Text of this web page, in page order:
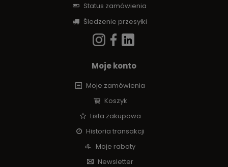
Status zamówienia
Śledzenie przesyłki
Moje konto
Moje zamówienia
Koszyk
Lista zakupowa
Historia transakcji
Moje rabaty
Newsletter